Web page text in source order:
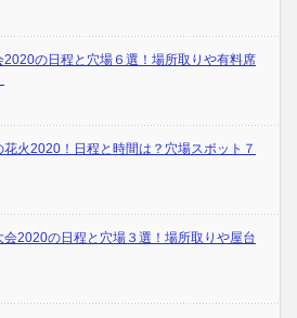
2020の日程と穴場６選！場所取りや有料席
花火2020！日程と時間は？穴場スポット７
会2020の日程と穴場３選！場所取りや屋台